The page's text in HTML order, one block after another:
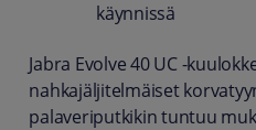
käynnissä
Jabra Evolve 40 UC -
nahkajäljitelmäiset
palaveriputkikin tuntuu